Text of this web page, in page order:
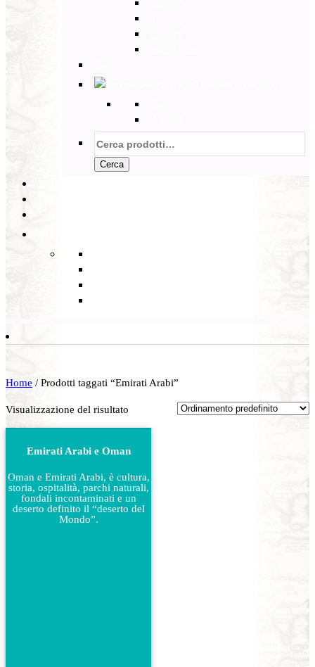
Cerca:
Cerca
Home / Prodotti taggati “Emirati Arabi”
Visualizzazione del risultato
Emirati Arabi e Oman
Oman e Emirati Arabi, è cultura,
storia, ospitalità, parchi naturali,
fondali incontaminati e un
deserto definito il “deserto del
Mondo”.